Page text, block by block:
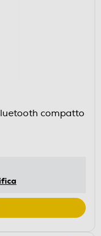
compatto